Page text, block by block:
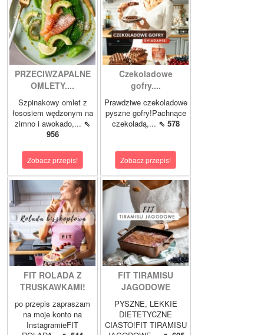
PRZECIWZAPALNE
OMLETY....
Szpinakowy omlet z
łososiem wędzonym na
zimno i awokado,... ⇖
956
Zobacz przepis!
Czekoladowe
gofry....
Prawdziwe czekoladowe
pyszne gofry!Pachnące
czekoladą,... ⇖ 578
Zobacz przepis!
FIT ROLADA Z
TRUSKAWKAMI!
po przepis zapraszam
na moje konto na
InstagramieFIT
FIT TIRAMISU
JAGODOWE
PYSZNE, LEKKIE
DIETETYCZNE
CIASTO!FIT TIRAMISU